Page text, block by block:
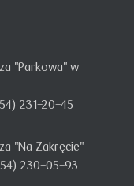
"Parkowa" w
231-20-45
"Na Zakręcie"
230-05-93